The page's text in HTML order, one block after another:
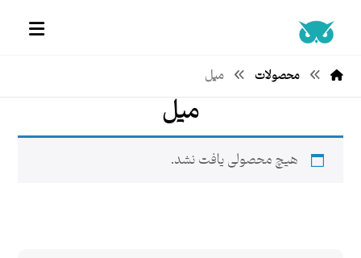
محصولات میل
میل
هیچ محصولی یافت نشد.